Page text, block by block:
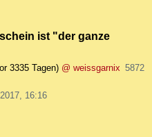
ist "der ganze
3335 Tagen) @ weissgarnix 5872
16:16